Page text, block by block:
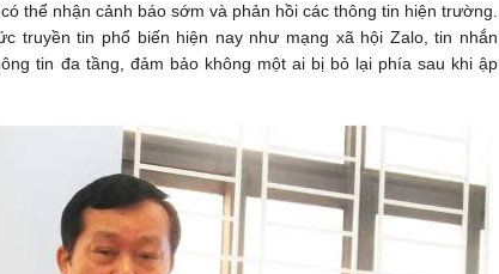
thể nhận cảnh báo sớm và phản hồi các thông tin hiện trường.
truyền tin phổ biến hiện nay như mạng xã hội Zalo, tin nhắn
tin đa tầng, đảm bảo không một ai bị bỏ lại phía sau khi ập